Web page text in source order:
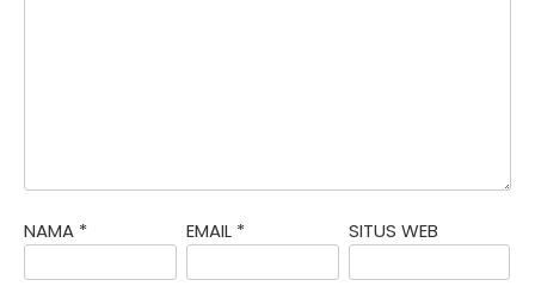
NAMA * EMAIL * SITUS WEB